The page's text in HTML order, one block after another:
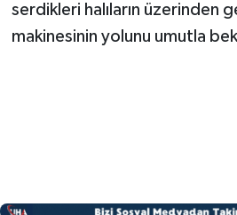
serdikleri halıların üzerinden
makinesinin yolunu umutla